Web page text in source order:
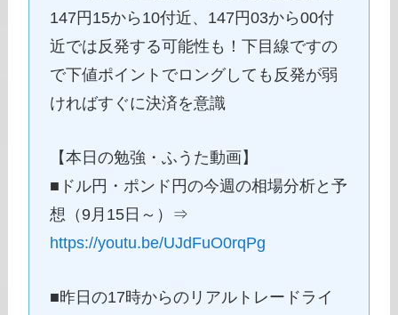
147円15から10付近、147円03から00付
近では反発する可能性も！下目線ですの
で下値ポイントでロングしても反発が弱
ければすぐに決済を意識
【本日の勉強・ふうた動画】
■ドル円・ポンド円の今週の相場分析と予
想（9月15日～）⇒
https://youtu.be/UJdFuO0rqPg
■昨日の17時からのリアルトレードライ